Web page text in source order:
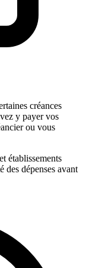
créances
y payer vos
ou vous
établissements
des dépenses avant